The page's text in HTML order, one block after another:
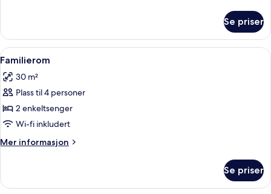
(Collection)
Se priser
Åpne
alle
bildene
av
Familierom
4
Familierom
30 m²
Plass til 4 personer
2 enkeltsenger
Wi-fi inkludert
Mer informasjon
Mer
Se priser